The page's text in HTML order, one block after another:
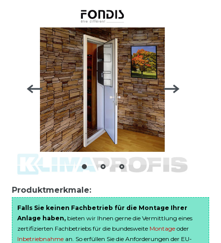
Produktmerkmale:
Falls Sie keinen Fachbetrieb für die Montage Ihrer
Anlage haben, bieten wir Ihnen gerne die Vermittlung eines
zertifizierten Fachbetriebs für die bundesweite Montage oder
Inbetriebnahme an. So erfüllen Sie die Anforderungen der EU-